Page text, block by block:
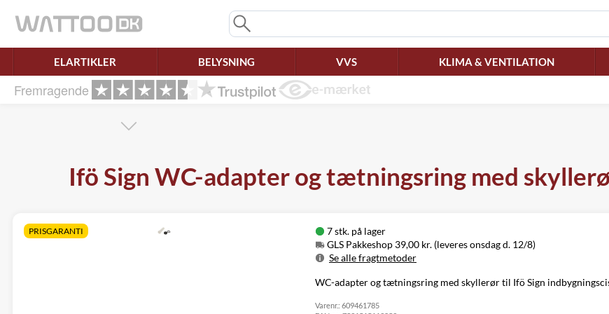
ELARTIKLER BELYSNING VVS KLIMA & VENTILATION
Fremragende
Ifö Sign WC-adapter og tætningsring med
PRISGARANTI
7 stk. på lager
GLS Pakkeshop 39,00 kr. (leveres onsdag d. 12/8)
Se alle fragtmetoder
Metode
Pris
Leveres
GLS
WC-adapter og tætningsring med skyllerør til Ifö Sign
Varenr.: 609461785
Ret samtykke!